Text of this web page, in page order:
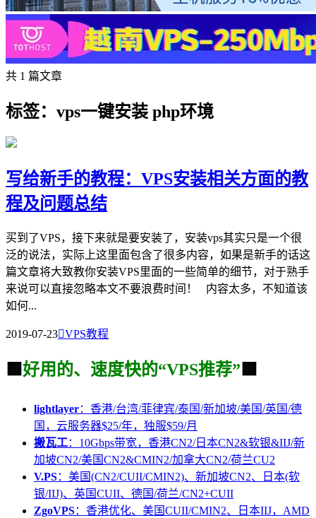
共 1 篇文章
标签：vps一键安装 php环境
写给新手的教程：VPS安装相关方面的教
程及问题总结
买到了VPS，接下来就是要安装了，安装vps其实只是一个很
泛的说法，实际上这里面包含了很多内容，如果是新手的话这
篇文章将大致教你安装VPS里面的一些简单的细节，对于熟手
来说可以直接忽略本文不要浪费时间！ 内容太多，不知道该
如何...
2019-07-23VPS教程
🟩 好用的、速度快的“VPS推荐” 🟩
lightlayer：香港/台湾/菲律宾/泰国/新加坡/美国/英国/德
国，云服务器$25/年，独服$59/月
搬瓦工：10Gbps带宽，香港CN2/日本CN2&软银&IIJ/新
加坡CN2/美国CN2&CMIN2/加拿大CN2/荷兰CU2
V.PS：美国(CN2/CUII/CMIN2)、新加坡CN2、日本(软
银/IIJ)、英国CUII、德国/荷兰/CN2+CUII
ZgoVPS：香港优化、美国CUII/CMIN2、日本IIJ，AMD